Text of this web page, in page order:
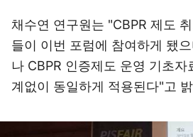
채수연 연구원는 "CBPR 제도
들이 이번 포럼에 참여하게 됐
나 CBPR 인증제도 운영 기초
계없이 동일하게 적용된다"고